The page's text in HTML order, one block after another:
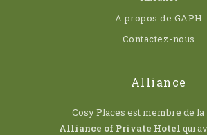
A propos de GAPH
Contactez-nous
Alliance
Cosy Places est membre de la
Alliance of Private Hotel qui